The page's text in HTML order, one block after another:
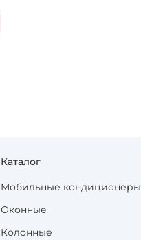
Каталог
Мобильные кондиционеры
Оконные
Колонные